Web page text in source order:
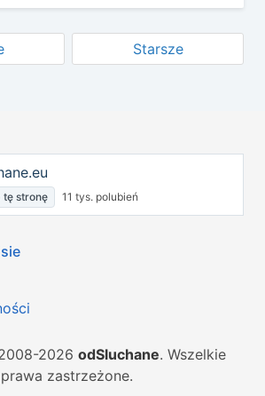
Starsze
tę stronę 11 tys. polubień
2026 odSluchane. Wszelkie
prawa zastrzeżone.